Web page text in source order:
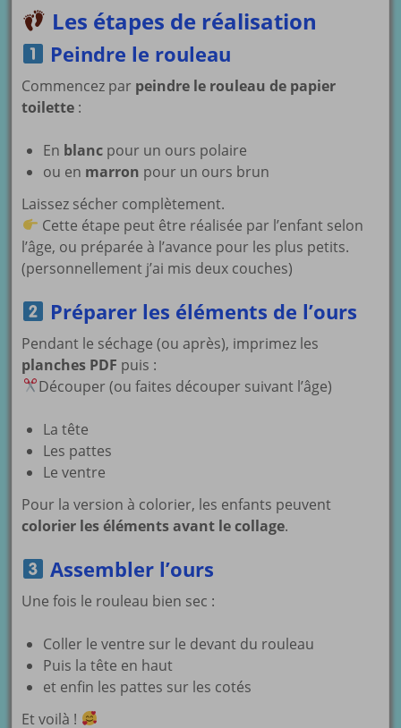
Les étapes de réalisation
Peindre le rouleau
Commencez par peindre le rouleau de papier
toilette :
En blanc pour un ours polaire
ou en marron pour un ours brun
Laissez sécher complètement.
Cette étape peut être réalisée par l’enfant selon
l’âge, ou préparée à l’avance pour les plus petits.
(personnellement j’ai mis deux couches)
Préparer les éléments de l’ours
Pendant le séchage (ou après), imprimez les
planches PDF puis :
Découper (ou faites découper suivant l’âge)
La tête
Les pattes
Le ventre
Pour la version à colorier, les enfants peuvent
colorier les éléments avant le collage.
Assembler l’ours
Une fois le rouleau bien sec :
Coller le ventre sur le devant du rouleau
Puis la tête en haut
et enfin les pattes sur les cotés
Et voilà !